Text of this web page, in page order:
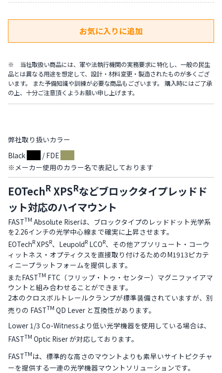
※ 当社取扱い商品には、軍や法執行機関の実務要求に特化し、一般の民生
品とは異なる用途を想定して、設計・材料変更・製造されたものが多くござ
います。 また予備知識や訓練が必要な商品もございます。 購入時にはご了承
の上、十分ご注意頂くようお願い申し上げます。
弊社取り扱いカラー
Black
/ FDE
※メーカー使用のカラー名で表記しております
EOTechR XPSRなどブロックタイプレッドド
ット対応のハイマウント
FASTTM Absolute Riserは、ブロックタイプのレッドドット光学系
を2.26インチの光学中心線まで確実に上昇させます。
EOTechRXPSR、LeupoldR LCOR、その他アブソリュート・コーウ
ィットネス・オプティクスを直接取り付けるためのM1913ピカテ
ィニープラットフォームを提供します。
またFASTTM FTC（フリップ・トゥ・センター）マグニファイアマ
ウントと組み合わせることができます。
2本のクロスボルトレールクランプが標準装備されていますが、別
売りの FASTTM QD Lever と互換性があります。
Lower 1/3 Co-Witnessより低い光学機器を使用している場合は、
FASTTM Optic Riser が対応しております。
FASTTMは、標準的な高さのマウントよりも素早いサイトピクチャ
ーを提供する一連の光学機器マウントソリューションです。